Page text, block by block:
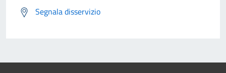
Segnala disservizio